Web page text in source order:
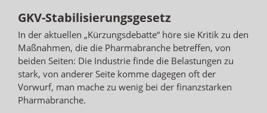
GKV-Stabilisierungsgesetz
In der aktuellen „Kürzungsdebatte“ höre sie Kritik zu den
Maßnahmen, die die Pharmabranche betreffen, von
beiden Seiten: Die Industrie finde die Belastungen zu
stark, von anderer Seite komme dagegen oft der
Vorwurf, man mache zu wenig bei der finanzstarken
Pharmabranche.